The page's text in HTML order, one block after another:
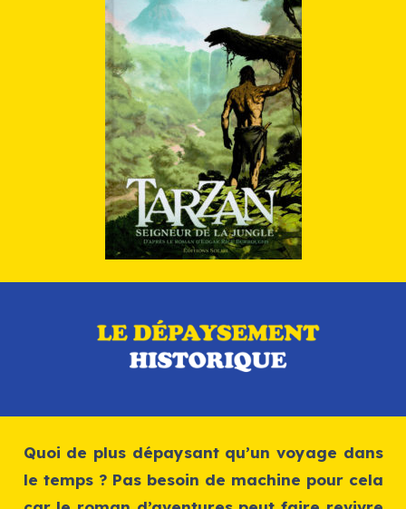
Quoi de plus dépaysant qu’un voyage dans
le temps ? Pas besoin de machine pour cela